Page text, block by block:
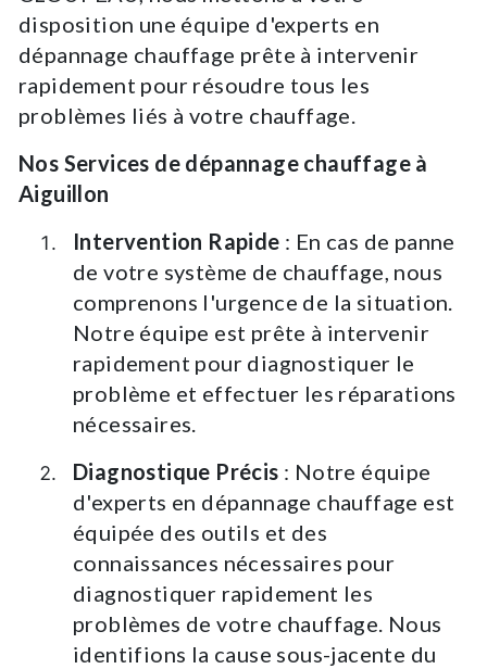
disposition une équipe d'experts en
dépannage chauffage prête à intervenir
rapidement pour résoudre tous les
problèmes liés à votre chauffage.
Nos Services de dépannage chauffage à
Aiguillon
Intervention Rapide : En cas de panne
de votre système de chauffage, nous
comprenons l'urgence de la situation.
Notre équipe est prête à intervenir
rapidement pour diagnostiquer le
problème et effectuer les réparations
nécessaires.
Diagnostique Précis : Notre équipe
d'experts en dépannage chauffage est
équipée des outils et des
connaissances nécessaires pour
diagnostiquer rapidement les
problèmes de votre chauffage. Nous
identifions la cause sous-jacente du